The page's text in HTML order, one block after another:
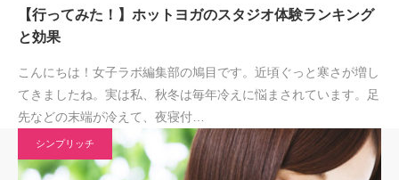
【行ってみた！】ホットヨガのスタジオ体験ランキング
と効果
こんにちは！女子ラボ編集部の鳩目です。近頃ぐっと寒さが増し
てきましたね。実は私、秋冬は毎年冷えに悩まされています。足
先などの末端が冷えて、夜寝付…
シンプリッチ